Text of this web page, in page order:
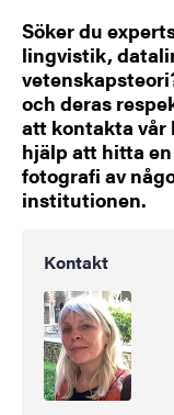
Söker du
lingvistik,
och deras
att kontakta vår
hjälp att hitta
fotografi av
institutionen.
Kontakt